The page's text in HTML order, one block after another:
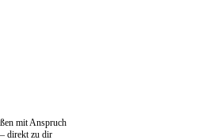
mit Anspruch
direkt zu dir